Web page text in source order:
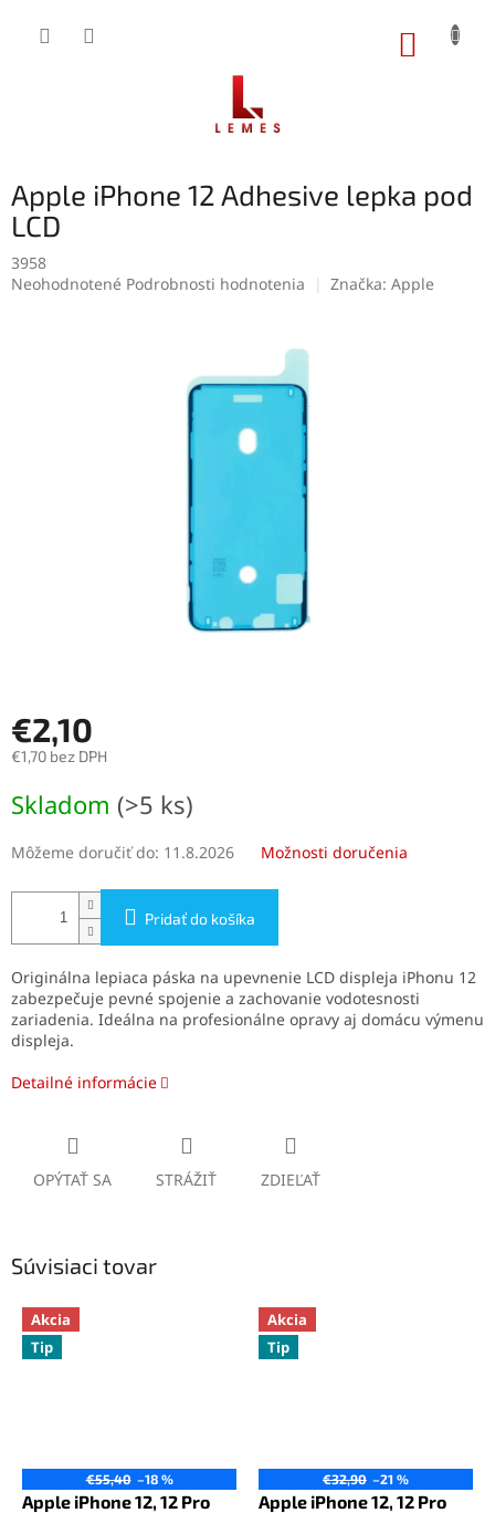
Apple iPhone 12 Adhesive lepka pod
LCD
3958
Priemerné
Neohodnotené Podrobnosti hodnotenia Značka: Apple
€2,10
€1,70 bez DPH
cena:
Skladom (>5 ks)
Môžeme doručiť do: 11.8.2026 Možnosti doručenia
Pridať do košíka
Originálna lepiaca páska na upevnenie LCD displeja iPhonu 12
zabezpečuje pevné spojenie a zachovanie vodotesnosti
zariadenia. Ideálna na profesionálne opravy aj domácu výmenu
displeja.
Detailné informácie
OPÝTAŤ SA STRÁŽIŤ ZDIEĽAŤ
Súvisiaci tovar
Akcia
Tip
€55,40 –18 %
Apple iPhone 12, 12 Pro
Akcia
Tip
€32,90 –21 %
Apple iPhone 12, 12 Pro